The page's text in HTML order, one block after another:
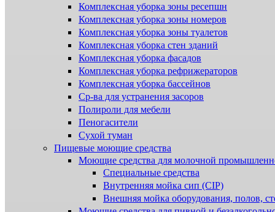
Комплексная уборка зоны ресепшн
Комплексная уборка зоны номеров
Комплексная уборка зоны туалетов
Комплексная уборка стен зданий
Комплексная уборка фасадов
Комплексная уборка рефрижераторов
Комплексная уборка бассейнов
Ср-ва для устранения засоров
Полироли для мебели
Пеногасители
Сухой туман
Пищевые моющие средства
Моющие средства для молочной
Специальные средства
Внутренняя мойка сип (CIP)
Внешняя мойка оборудования, полов,